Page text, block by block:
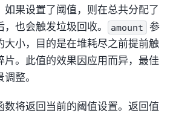
如果设置了阈值，则在总共分配了
也会触发垃圾回收。
amount
参
大小，目的是在堆耗尽之前提前触
片。此值的效果因应用而异，最佳
整。
数将返回当前的阈值设置。返回值